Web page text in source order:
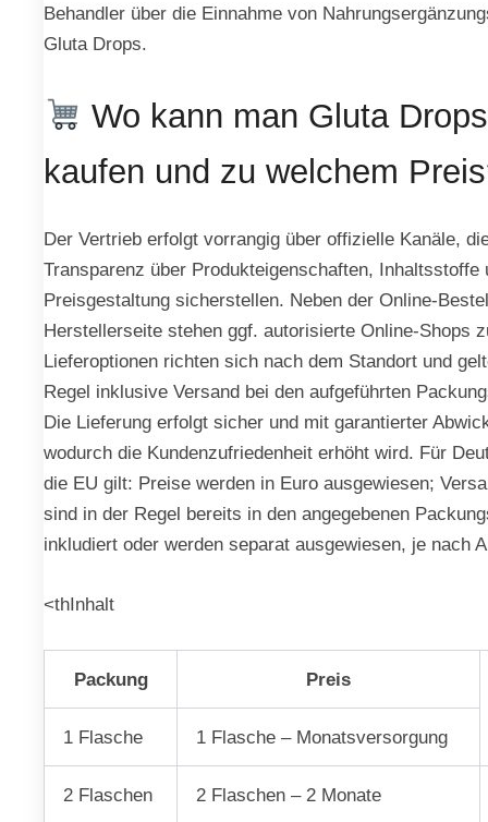
Behandler über die Einnahme von
Gluta Drops.
Wo kann man Gluta Drops
kaufen und zu welchem
Der Vertrieb erfolgt vorrangig über offizielle Kanäle,
Transparenz über Produkteigenschaften, Inhaltsstoffe
Preisgestaltung sicherstellen. Neben der Online-
Herstellerseite stehen ggf. autorisierte Online-Shops
Lieferoptionen richten sich nach dem Standort und
Regel inklusive Versand bei den aufgeführten
Die Lieferung erfolgt sicher und mit garantierter
wodurch die Kundenzufriedenheit erhöht wird. Für
die EU gilt: Preise werden in Euro ausgewiesen;
sind in der Regel bereits in den angegebenen
inkludiert oder werden separat ausgewiesen, je nach
<thInhalt
Packung Preis
1 Flasche 1 Flasche – Monatsversorgung
2 Flaschen 2 Flaschen – 2 Monate